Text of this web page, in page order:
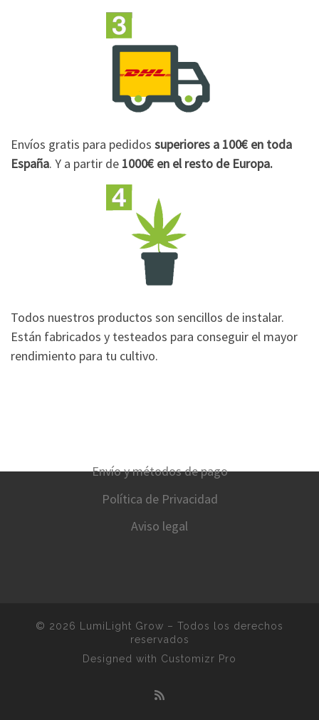
Envíos gratis para pedidos superiores a 100€ en toda
España. Y a partir de 1000€ en el resto de Europa.
Todos nuestros productos son sencillos de instalar.
Están fabricados y testeados para conseguir el mayor
rendimiento para tu cultivo.
Envío y métodos de pago
Política de Privacidad
Aviso legal
© 2026 LumiLight Grow – Todos los derechos
reservados
Designed with Customizr Pro